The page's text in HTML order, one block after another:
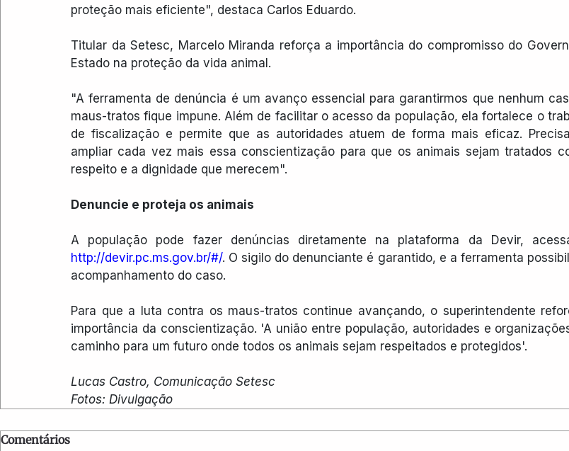
proteção mais eficiente", destaca Carlos Eduardo.
Titular da Setesc, Marcelo Miranda reforça a importância do compromisso do
Estado na proteção da vida animal.
"A ferramenta de denúncia é um avanço essencial para garantirmos que nenhum
maus-tratos fique impune. Além de facilitar o acesso da população, ela fortalece o
de fiscalização e permite que as autoridades atuem de forma mais eficaz.
ampliar cada vez mais essa conscientização para que os animais sejam tratados
respeito e a dignidade que merecem".
Denuncie e proteja os animais
A população pode fazer denúncias diretamente na plataforma da Devir,
http://devir.pc.ms.gov.br/#/. O sigilo do denunciante é garantido, e a ferramenta
acompanhamento do caso.
Para que a luta contra os maus-tratos continue avançando, o superintendente
importância da conscientização. 'A união entre população, autoridades e
caminho para um futuro onde todos os animais sejam respeitados e protegidos'.
Lucas Castro, Comunicação Setesc
Fotos: Divulgação
Comentários